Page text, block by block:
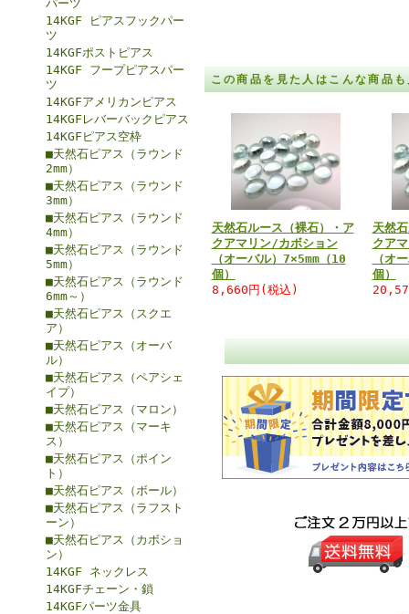
パーツ
14KGF ピアスフックパー
ツ
14KGFポストピアス
14KGF フープピアスパー
ツ
14KGFアメリカンピアス
14KGFレバーバックピアス
14KGFピアス空枠
■天然石ピアス（ラウンド
2mm）
■天然石ピアス（ラウンド
3mm）
■天然石ピアス（ラウンド
4mm）
■天然石ピアス（ラウンド
5mm）
■天然石ピアス（ラウンド
6mm～）
■天然石ピアス（スクエ
ア）
■天然石ピアス（オーバ
ル）
■天然石ピアス（ペアシェ
イプ）
■天然石ピアス（マロン）
■天然石ピアス（マーキ
ス）
■天然石ピアス（ポイン
ト）
■天然石ピアス（ボール）
■天然石ピアス（ラフスト
ーン）
■天然石ピアス（カボショ
ン）
14KGF ネックレス
14KGFチェーン・鎖
14KGFパーツ金具
この商品を見た人はこんな商品
天然石ルース（裸石）・ア
クアマリン/カボション
（オーバル）7×5mm（10
個）
8,660円(税込)
天然
クア
（オ
個）